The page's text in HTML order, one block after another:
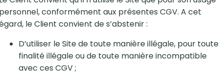
conformément aux présentes CGV. A cet
le Client convient de s’abstenir :
D’utiliser le Site de toute manière illégale, pour toute
finalité illégale ou de toute manière incompatible
avec ces CGV ;